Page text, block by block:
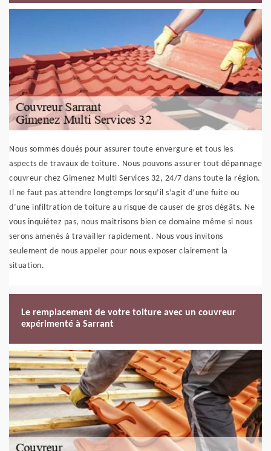
Nous sommes doués pour assurer toute envergure et tous les
aspects de travaux de toiture. Nous pouvons assurer tout dépannage
couvreur chez Gimenez Multi Services 32, 24/7 dans toute la région.
Il ne faut pas attendre longtemps lorsqu’il s’agit d’une fuite ou
d’une infiltration de toiture au risque de causer de gros dégâts. Ne
vous inquiétez pas, nous maitrisons bien ce domaine même si nous
serons amenés à travailler rapidement. Nous vous invitons
seulement de nous appeler pour nous exposer clairement la
situation.
Le remplacement de votre toiture avec un couvreur
expérimenté à Sarrant